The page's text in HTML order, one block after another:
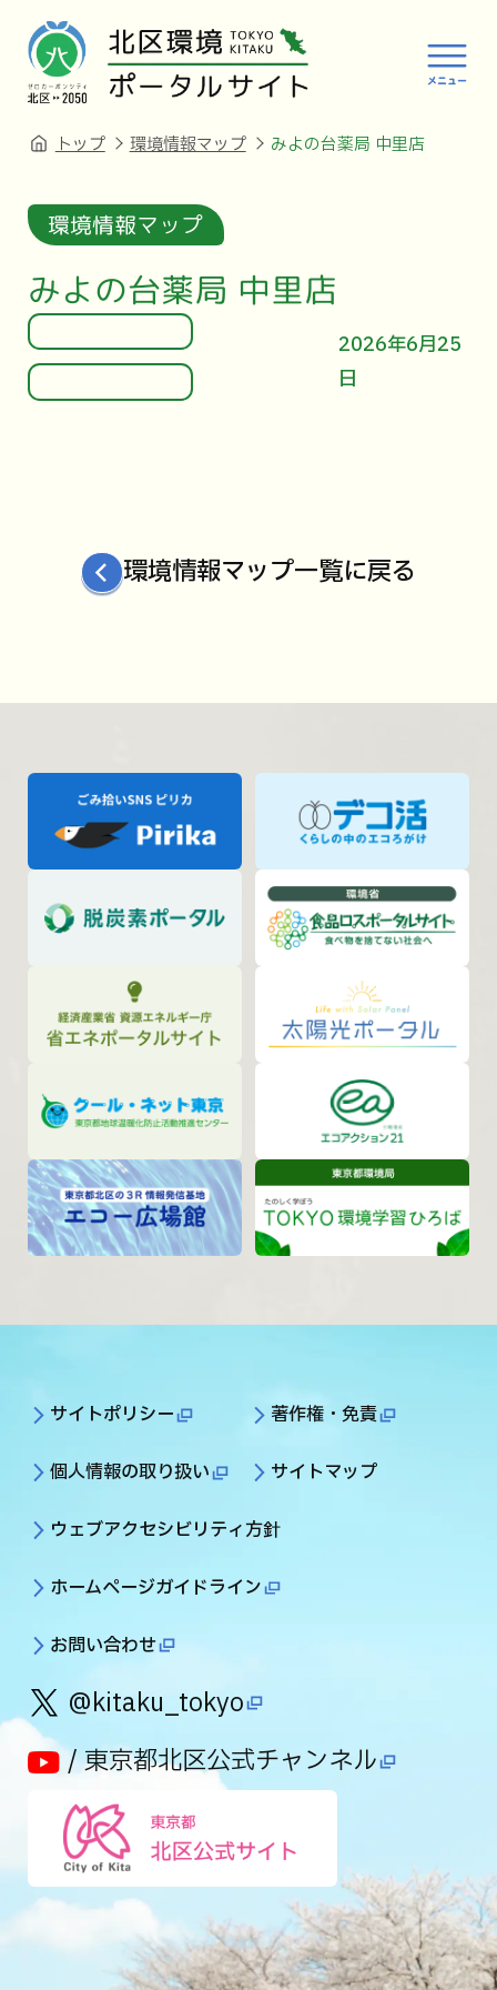
トップ 環境情報マップ みよの台薬局 中里店
環境情報マップ
みよの台薬局 中里店
2026年6月25
日
環境情報マップ一覧に戻る
サイトポリシー 著作権・免責
個人情報の取り扱い サイトマップ
ウェブアクセシビリティ方針
ホームページガイドライン
お問い合わせ
@kitaku_tokyo
/ 東京都北区公式チャンネル